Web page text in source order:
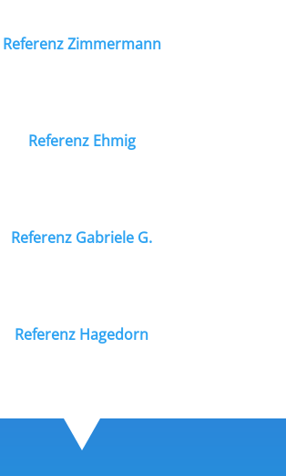
Referenz Zimmermann
Referenz Ehmig
Referenz Gabriele G.
Referenz Hagedorn